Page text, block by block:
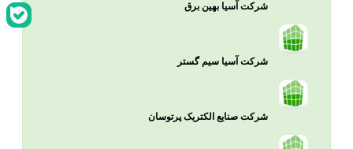
شرکت آسیا بهین برق
شرکت آسیا سیم گستر
شرکت صنایع الکتریک پرتوسان